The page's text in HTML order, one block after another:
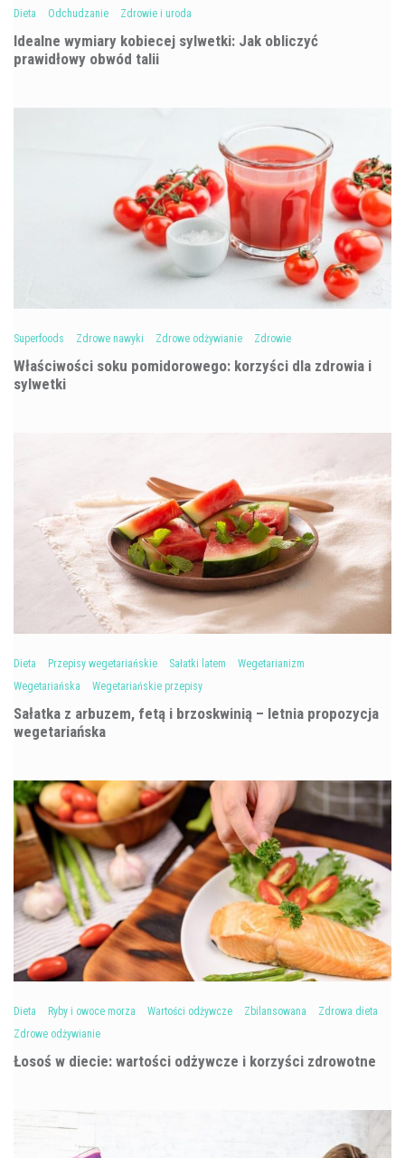
Dieta Odchudzanie Zdrowie i uroda
Idealne wymiary kobiecej sylwetki: Jak obliczyć
prawidłowy obwód talii
Superfoods Zdrowe nawyki Zdrowe odżywianie Zdrowie
Właściwości soku pomidorowego: korzyści dla zdrowia i
sylwetki
Dieta Przepisy wegetariańskie Sałatki latem
Wegetarianizm
Wegetariańska
Wegetariańskie przepisy
Sałatka z arbuzem, fetą i brzoskwinią – letnia propozycja
wegetariańska
Dieta Ryby i owoce morza Wartości odżywcze Zbilansowana
Zdrowa dieta
Zdrowe odżywianie
Łosoś w diecie: wartości odżywcze i korzyści zdrowotne